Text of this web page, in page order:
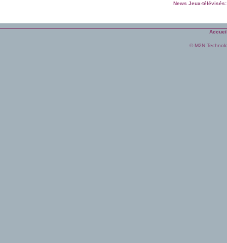
News Jeux-
© M2N